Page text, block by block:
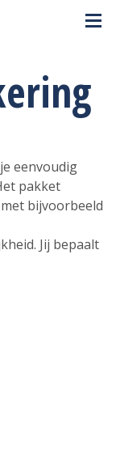
eenvoudig
pakket
bijvoorbeeld
Jij bepaalt